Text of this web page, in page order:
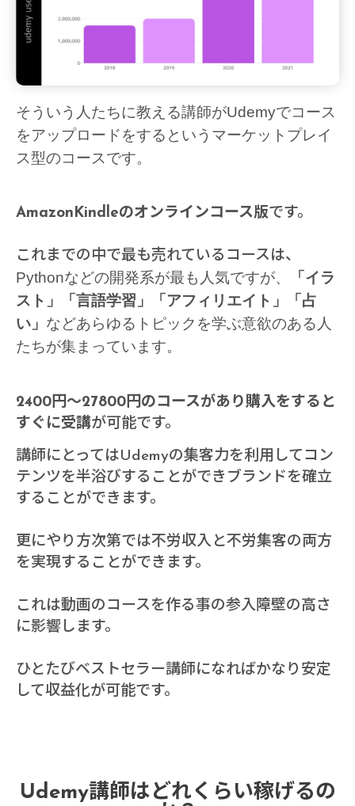
そういう人たちに教える講師がUdemyでコース
をアップロードをするというマーケットプレイ
ス型のコースです。
AmazonKindleのオンラインコース版です。
これまでの中で最も売れているコースは、
Pythonなどの開発系が最も人気ですが、
「イラ
スト」「言語学習」「アフィリエイト」「占
い」 などあらゆるトピックを学ぶ意欲のある人
たちが集まっています。
2400円～27800円のコースがあり購入をすると
すぐに受講が可能です。
講師にとってはUdemyの集客力を利用してコン
テンツを半浴びすることができブランドを確立
することができます。
更にやり方次第では不労収入と不労集客の両方
を実現することができます。
これは動画のコースを作る事の参入障壁の高さ
に影響します。
ひとたびベストセラー講師になればかなり安定
して収益化が可能です。
Udemy講師はどれくらい稼げるの